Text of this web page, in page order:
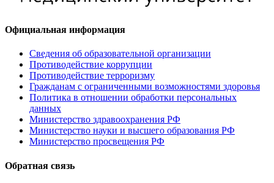
Официальная информация
Сведения об образовательной организации
Противодействие коррупции
Противодействие терроризму
Гражданам с ограниченными возможностями здоровья
Политика в отношении обработки персональных
данных
Министерство здравоохранения РФ
Министерство науки и высшего образования РФ
Министерство просвещения РФ
Обратная связь